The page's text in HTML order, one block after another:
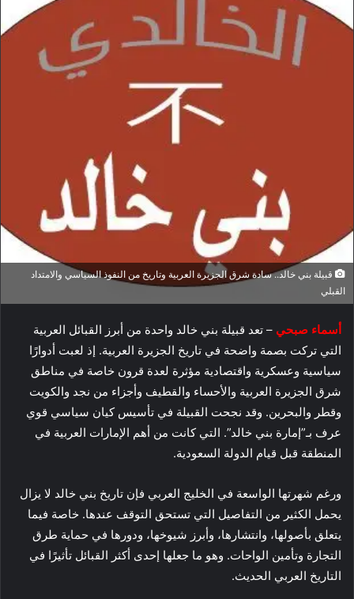
قبيلة بني خالد.. سادة شرق الجزيرة العربية وتاريخ من النفوذ السياسي والامتداد
القبلي
أسماء صبحي – تعد قبيلة بني خالد واحدة من أبرز القبائل العربية
التي تركت بصمة واضحة في تاريخ الجزيرة العربية. إذ لعبت أدوارًا
سياسية وعسكرية واقتصادية مؤثرة لعدة قرون خاصة في مناطق
شرق الجزيرة العربية والأحساء والقطيف وأجزاء من نجد والكويت
وقطر والبحرين. وقد نجحت القبيلة في تأسيس كيان سياسي قوي
عرف بـ”إمارة بني خالد”. التي كانت من أهم الإمارات العربية في
المنطقة قبل قيام الدولة السعودية.
ورغم شهرتها الواسعة في الخليج العربي فإن تاريخ بني خالد لا يزال
يحمل الكثير من التفاصيل التي تستحق التوقف عندها. خاصة فيما
يتعلق بأصولها، وانتشارها، وأبرز شيوخها، ودورها في حماية طرق
التجارة وتأمين الواحات. وهو ما جعلها إحدى أكثر القبائل تأثيرًا في
التاريخ العربي الحديث.